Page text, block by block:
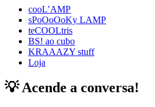
cooL’AMP
sPoOoOoKy LAMP
teCOOLtris
BS! ao cubo
KRAAAZY stuff
Loja
💡 Acende a conversa!